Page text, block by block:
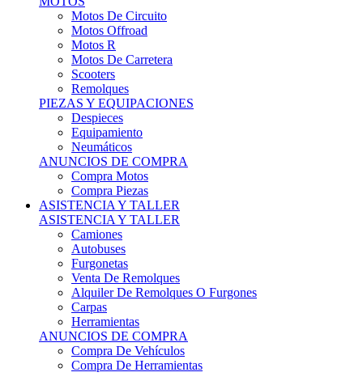
Motos De Circuito
Motos Offroad
Motos R
Motos De Carretera
Scooters
Remolques
PIEZAS Y EQUIPACIONES
Despieces
Equipamiento
Neumáticos
ANUNCIOS DE COMPRA
Compra Motos
Compra Piezas
ASISTENCIA Y TALLER
ASISTENCIA Y TALLER
Camiones
Autobuses
Furgonetas
Venta De Remolques
Alquiler De Remolques O Furgones
Carpas
Herramientas
ANUNCIOS DE COMPRA
Compra De Vehículos
Compra De Herramientas